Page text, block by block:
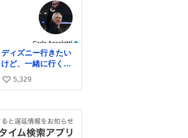
ディズニー行きたい
けど、一緒に行くほ
ど仲のいい友達が居
ない… ほんでこれ
い
ね
数
5,329